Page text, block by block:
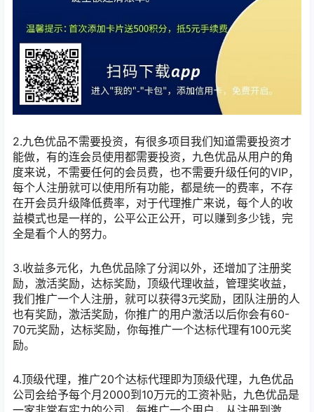
2.九色优品不需要投资，有很多项目我们知道需要投资才
能做，有的连会员使用都需要投资，九色优品从用户的角
度来说，不需要任何的会员费，也不需要升级任何的VIP，
每个人注册就可以使用所有功能，都是统一的费率，不存
在开会员升级降低费率，对于代理推广来说，每个人的收
益模式也是一样的，公平公正公开，可以赚到多少钱，完
全是看个人的努力。
3.收益多元化，九色优品除了分润以外，还增加了注册奖
励，激活奖励，达标奖励，顶级代理收益，管理奖收益，
我们推广一个人注册，就可以获得3元奖励，团队注册的人
也有奖励，激活奖励，你推广的用户激活以后你会有60-
70元奖励，达标奖励，你每推广一个达标代理有100元奖
励。
4.顶级代理，推广20个达标代理即为顶级代理，九色优品
公司会给予每个月2000到10万元的工资补贴，九色优品是